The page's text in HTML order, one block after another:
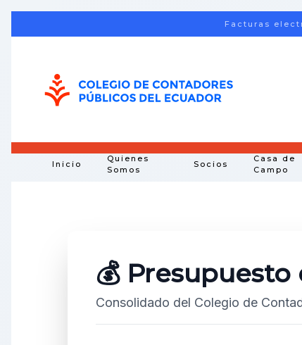
Skip to main content
Facturas
Inicio
Quienes
Somos
Socios
Casa de
Campo
💰 Presupuesto
Consolidado del Colegio de